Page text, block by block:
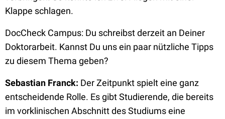
Klappe schlagen.
DocCheck Campus: Du schreibst derzeit an Deiner
Doktorarbeit. Kannst Du uns ein paar nützliche Tipps
zu diesem Thema geben?
Sebastian Franck: Der Zeitpunkt spielt eine ganz
entscheidende Rolle. Es gibt Studierende, die bereits
im vorklinischen Abschnitt des Studiums eine